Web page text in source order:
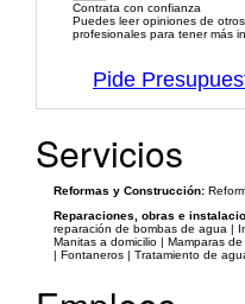
Contrata con confianza
Puedes leer opiniones de
profesionales para tener más
Pide
Servicios
Reformas y Construcción:
Reparaciones, obras e
reparación de bombas de agua |
Manitas a domicilio | Mamparas
| Fontaneros | Tratamiento de